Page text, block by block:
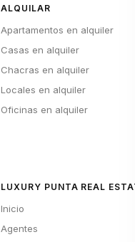
ALQUILAR
Apartamentos en alquiler
Casas en alquiler
Chacras en alquiler
Locales en alquiler
Oficinas en alquiler
LUXURY PUNTA REAL
Inicio
Agentes